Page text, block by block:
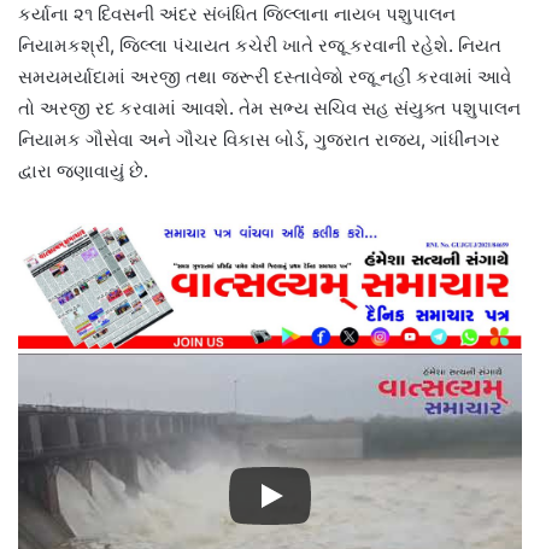
કર્યાના ૨૧ દિવસની અંદર સંબંધિત જિલ્લાના નાયબ પશુપાલન
નિયામકશ્રી, જિલ્લા પંચાયત કચેરી ખાતે રજૂ કરવાની રહેશે. નિયત
સમયમર્યાદામાં અરજી તથા જરૂરી દસ્તાવેજો રજૂ નહીં કરવામાં આવે
તો અરજી રદ કરવામાં આવશે. તેમ સભ્ય સચિવ સહ સંયુક્ત પશુપાલન
નિયામક ગૌસેવા અને ગૌચર વિકાસ બોર્ડ, ગુજરાત રાજ્ય, ગાંધીનગર
દ્વારા જણાવાયું છે.